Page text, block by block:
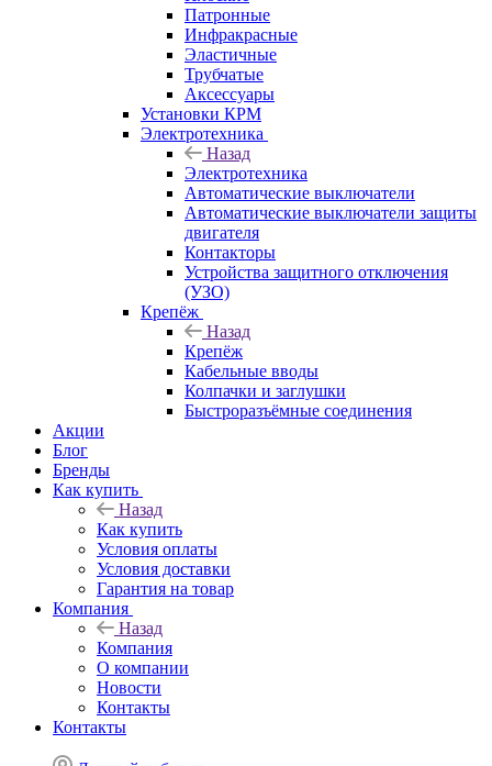
Патронные
Инфракрасные
Эластичные
Трубчатые
Аксессуары
Установки КРМ
Электротехника
Назад
Электротехника
Автоматические выключатели
Автоматические выключатели защиты
двигателя
Контакторы
Устройства защитного отключения
(УЗО)
Крепёж
Назад
Крепёж
Кабельные вводы
Колпачки и заглушки
Быстроразъёмные соединения
Акции
Блог
Бренды
Как купить
Назад
Как купить
Условия оплаты
Условия доставки
Гарантия на товар
Компания
Назад
Компания
О компании
Новости
Контакты
Контакты